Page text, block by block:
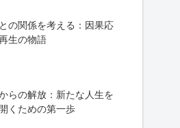
の関係を考える：因果応
生の物語
らの解放：新たな人生を
くための第一歩